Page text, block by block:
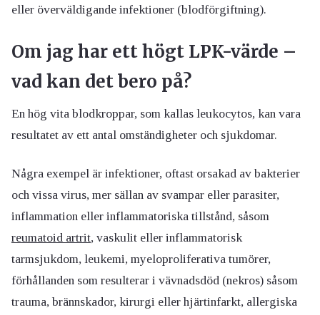
eller överväldigande infektioner (blodförgiftning).
Om jag har ett högt LPK-värde –
vad kan det bero på?
En hög vita blodkroppar, som kallas leukocytos, kan vara
resultatet av ett antal omständigheter och sjukdomar.
Några exempel är infektioner, oftast orsakad av bakterier
och vissa virus, mer sällan av svampar eller parasiter,
inflammation eller inflammatoriska tillstånd, såsom
reumatoid artrit, vaskulit eller inflammatorisk
tarmsjukdom, leukemi, myeloproliferativa tumörer,
förhållanden som resulterar i vävnadsdöd (nekros) såsom
trauma, brännskador, kirurgi eller hjärtinfarkt, allergiska